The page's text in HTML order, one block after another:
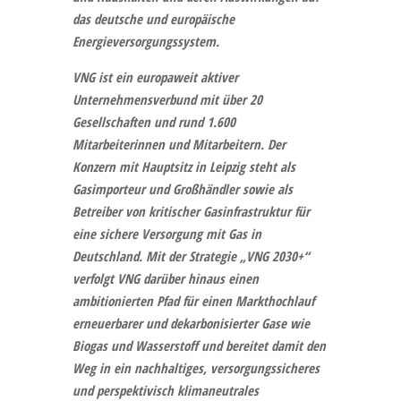
das deutsche und europäische
Energieversorgungssystem.
VNGist ein europaweit aktiver
Unternehmensverbund mit über 20
Gesellschaften und rund 1.600
Mitarbeiterinnen und Mitarbeitern. Der
Konzern mit Hauptsitz in Leipzig steht als
Gasimporteur und Großhändler sowie als
Betreiber von kritischer Gasinfrastruktur für
eine sichere Versorgung mit Gas in
Deutschland. Mit der Strategie „VNG 2030+“
verfolgt VNG darüber hinaus einen
ambitionierten Pfad für einen Markthochlauf
erneuerbarer und dekarbonisierter Gase wie
Biogas und Wasserstoff und bereitet damit den
Weg in ein nachhaltiges, versorgungssicheres
und perspektivisch klimaneutrales